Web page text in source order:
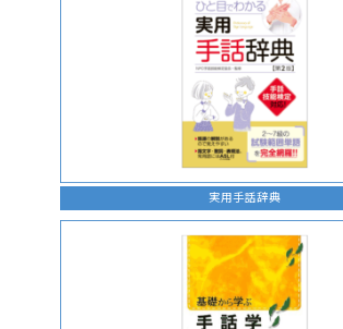
実用手話辞典